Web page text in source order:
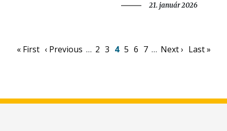
21. január 2026
Pagination
First
« First Previous
‹ Previous … Page
2 Page
3 Aktuálna
4 Page
5 Page
6 Page
7 … Ďalšia
Next › Posledná
Last »